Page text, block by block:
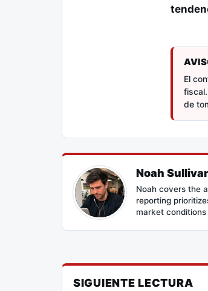
El
de
Noah
Noah covers the
reporting
market
SIGUIENTE LECTURA